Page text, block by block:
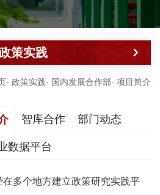
- 政策实践- 国内发展合作部- 项目简介
策实践
智库合作 部门动态
数据平台
在多个地方建立政策研究实践平